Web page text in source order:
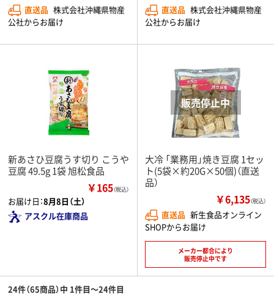
直送品 株式会社沖縄県物産
公社からお届け
直送品 株式会社沖縄県物産
公社からお届け
新あさひ豆腐うす切り こうや
豆腐 49.5g 1袋 旭松食品
￥165（税込）
お届け日：8月8日（土）
アスクル在庫商品
大冷 「業務用」焼き豆腐 1セッ
ト(5袋×約20G×50個)（直送
品）
￥6,135（税込）
直送品 新生食品オンライン
SHOPからお届け
メーカー都合により
販売停止中です
24件（65商品）中 1件目～24件目